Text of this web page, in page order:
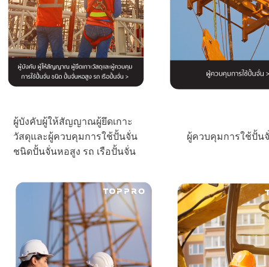
ผู้บังคับผู้ให้สัญญาณผู้ยึดเกาะ
วัสดุและผู้ควบคุมการใช้ปั้นจั่น
ชนิดปั้นจั่นหอสูง รถ เรือปั้นจั่น
ผู้ควบคุมการใช้ปั้น